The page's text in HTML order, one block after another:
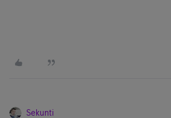
Sekunti